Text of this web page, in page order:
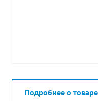
Подробнее о товаре